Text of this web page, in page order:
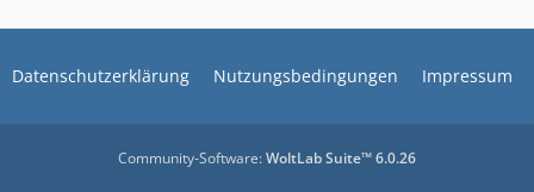
Datenschutzerklärung Nutzungsbedingungen Impressum
Community-Software:WoltLab Suite™ 6.0.26